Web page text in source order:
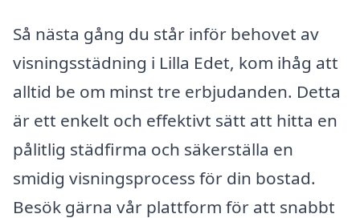
Så nästa gång du står inför behovet av
visningsstädning i Lilla Edet, kom ihåg att
alltid be om minst tre erbjudanden. Detta
är ett enkelt och effektivt sätt att hitta en
pålitlig städfirma och säkerställa en
smidig visningsprocess för din bostad.
Besök gärna vår plattform för att snabbt